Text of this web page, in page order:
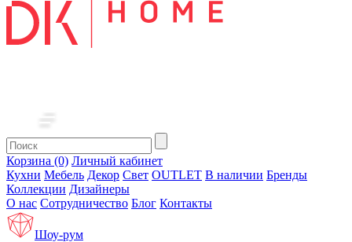
Корзина (0) Личный кабинет
Кухни Мебель Декор Свет OUTLET В наличии Бренды
Коллекции Дизайнеры
О нас Сотрудничество Блог Контакты
Шоу-рум